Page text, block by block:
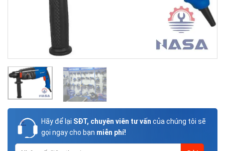
Hãy để lại SĐT, chuyên viên tư vấn của chúng tôi sẽ
gọi ngay cho bạn miễn phí!